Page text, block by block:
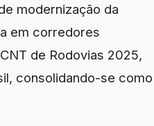
modernização da
em corredores
de Rodovias 2025,
consolidando-se como